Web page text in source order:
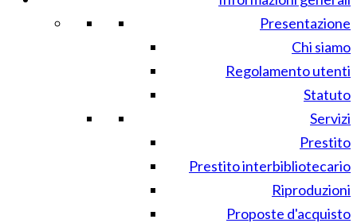
Presentazione
Chi siamo
Regolamento utenti
Statuto
Servizi
Prestito
Prestito interbibliotecario
Riproduzioni
Proposte d'acquisto